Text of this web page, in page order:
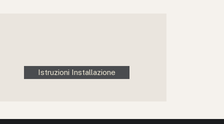
Istruzioni Installazione